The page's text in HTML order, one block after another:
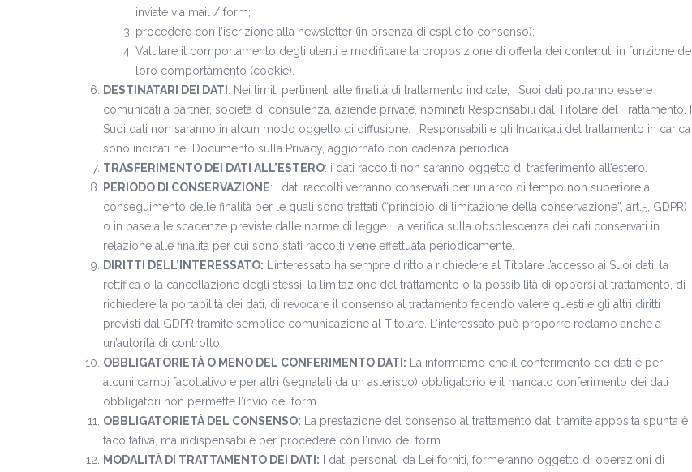
inviate via mail / form;
procedere con l’iscrizione alla newsletter (in prsenza di esplicito consenso);
Valutare il comportamento degli utenti e modificare la proposizione di offerta dei contenuti in funzione del
loro comportamento (cookie).
DESTINATARI DEI DATI : Nei limiti pertinenti alle finalità di trattamento indicate, i Suoi dati potranno essere
comunicati a partner, società di consulenza, aziende private, nominati Responsabili dal Titolare del Trattamento. I
Suoi dati non saranno in alcun modo oggetto di diffusione. I Responsabili e gli Incaricati del trattamento in carica
sono indicati nel Documento sulla Privacy, aggiornato con cadenza periodica.
TRASFERIMENTO DEI DATI ALL’ESTERO: i dati raccolti non saranno oggetto di trasferimento all’estero.
PERIODO DI CONSERVAZIONE: I dati raccolti verranno conservati per un arco di tempo non superiore al
conseguimento delle finalità per le quali sono trattati (“principio di limitazione della conservazione”, art.5, GDPR)
o in base alle scadenze previste dalle norme di legge. La verifica sulla obsolescenza dei dati conservati in
relazione alle finalità per cui sono stati raccolti viene effettuata periodicamente.
DIRITTI DELL’INTERESSATO: L’interessato ha sempre diritto a richiedere al Titolare l’accesso ai Suoi dati, la
rettifica o la cancellazione degli stessi, la limitazione del trattamento o la possibilità di opporsi al trattamento, di
richiedere la portabilità dei dati, di revocare il consenso al trattamento facendo valere questi e gli altri diritti
previsti dal GDPR tramite semplice comunicazione al Titolare. L‘interessato può proporre reclamo anche a
un’autorità di controllo.
OBBLIGATORIETÀ O MENO DEL CONFERIMENTO DATI: La informiamo che il conferimento dei dati è per
alcuni campi facoltativo e per altri (segnalati da un asterisco) obbligatorio e il mancato conferimento dei dati
obbligatori non permette l’invio del form.
OBBLIGATORIETÀ DEL CONSENSO: La prestazione del consenso al trattamento dati tramite apposita spunta è
facoltativa, ma indispensabile per procedere con l’invio del form.
MODALITÀ DI TRATTAMENTO DEI DATI: I dati personali da Lei forniti, formeranno oggetto di operazioni di